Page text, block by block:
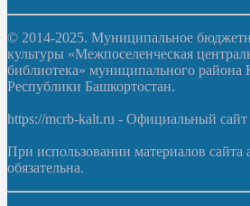
© 2014-2025. Муниципальное
культуры «Межпоселенческая
библиотека» муниципального района
Республики Башкортостан.
https://mcrb-kalt.ru - Официальный сайт
При использовании материалов сайта
обязательна.